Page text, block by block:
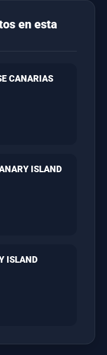
en esta
CANARIAS
ISLAND
ISLAND